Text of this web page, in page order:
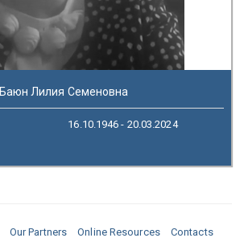
Баюн Лилия Семеновна
16.10.1946 - 20.03.2024
Our Partners Online Resources Contacts